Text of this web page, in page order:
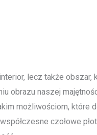
lecz także
naszej
możliwościom, które
czołowe